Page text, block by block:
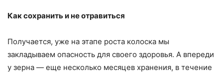
Как сохранить и не отравиться
Получается, уже на этапе роста колоска мы
закладываем опасность для своего здоровья. А впереди
у зерна — еще несколько месяцев хранения, в течение